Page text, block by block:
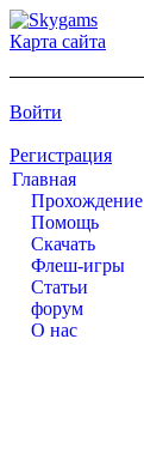
Карта сайта
Войти
Регистрация
Главная
Прохождение
Помощь
Cкачать
Флеш-игры
Статьи
форум
О нас